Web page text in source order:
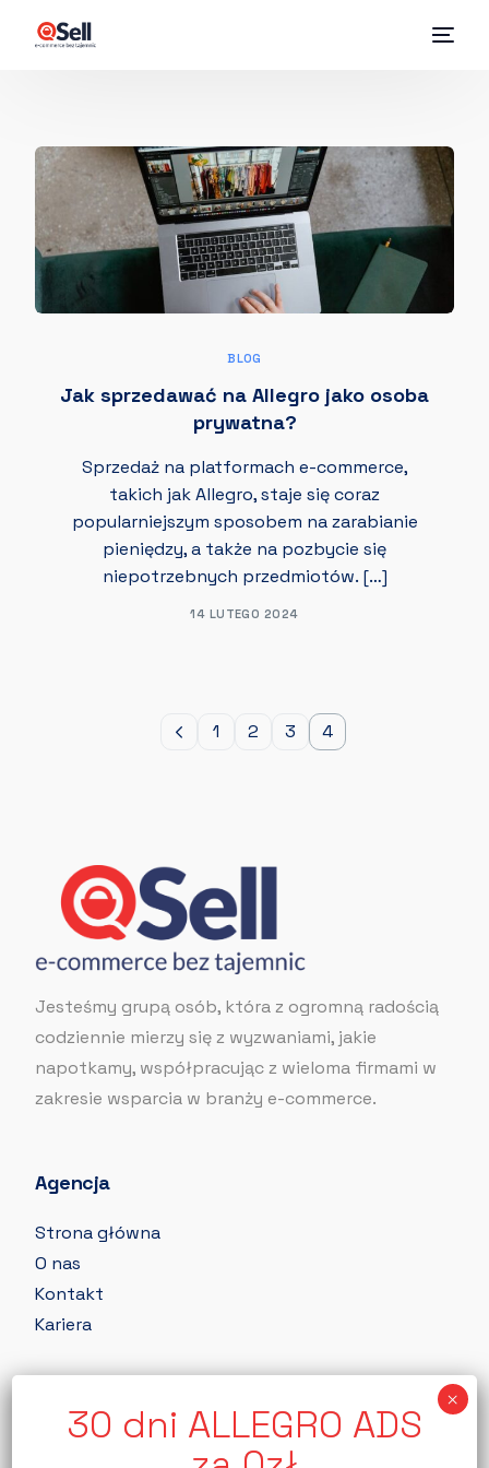
BLOG
Jak sprzedawać na Allegro jako osoba
prywatna?
Sprzedaż na platformach e-commerce,
takich jak Allegro, staje się coraz
popularniejszym sposobem na zarabianie
pieniędzy, a także na pozbycie się
niepotrzebnych przedmiotów. […]
14 LUTEGO 2024
1 2 3 4
Jesteśmy grupą osób, która z ogromną radością
codziennie mierzy się z wyzwaniami, jakie
napotkamy, współpracując z wieloma firmami w
zakresie wsparcia w branży e-commerce.
Agencja
Strona główna
O nas
Kontakt
Kariera
Nasze usługi